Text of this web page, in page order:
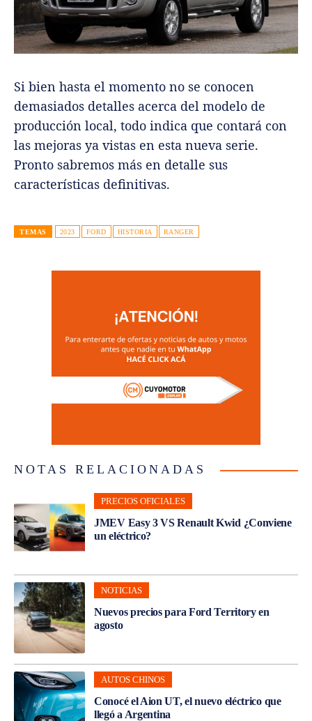
Si bien hasta el momento no se conocen
demasiados detalles acerca del modelo de
producción local, todo indica que contará con
las mejoras ya vistas en esta nueva serie.
Pronto sabremos más en detalle sus
características definitivas.
TEMAS 2023 FORD HISTORIA RANGER
NOTAS RELACIONADAS
PRECIOS OFICIALES
JMEV Easy 3 VS Renault Kwid ¿Conviene
un eléctrico?
NOTICIAS
Nuevos precios para Ford Territory en
agosto
AUTOS CHINOS
Conocé el Aion UT, el nuevo eléctrico que
llegó a Argentina